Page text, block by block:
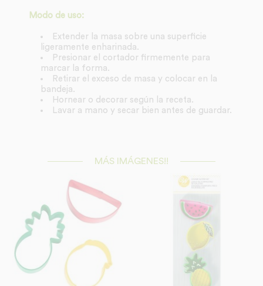
Modo de uso:
Extender la masa sobre una superficie
ligeramente enharinada.
Presionar el cortador firmemente para
marcar la forma.
Retirar el exceso de masa y colocar en la
bandeja.
Hornear o decorar según la receta.
Lavar a mano y secar bien antes de guardar.
MÁS IMÁGENES!!